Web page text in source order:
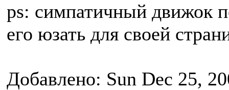
ps: симпатичный движок
его юзать для своей
Добавлено: Sun Dec 25,